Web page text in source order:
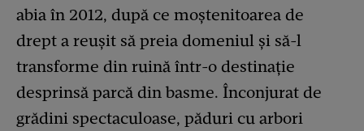
abia în 2012, după ce moștenitoarea de
drept a reușit să preia domeniul și să-l
transforme din ruină într-o destinație
desprinsă parcă din basme. Înconjurat de
grădini spectaculoase, păduri cu arbori